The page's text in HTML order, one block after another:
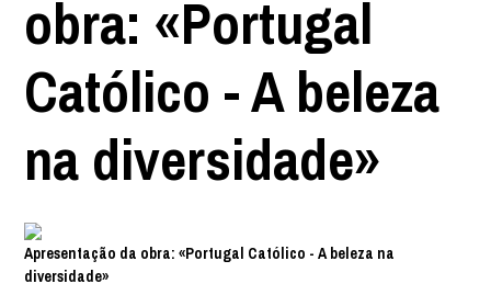
obra: «Portugal
Católico - A beleza
na diversidade»
Apresentação da obra: «Portugal Católico - A beleza na
diversidade»